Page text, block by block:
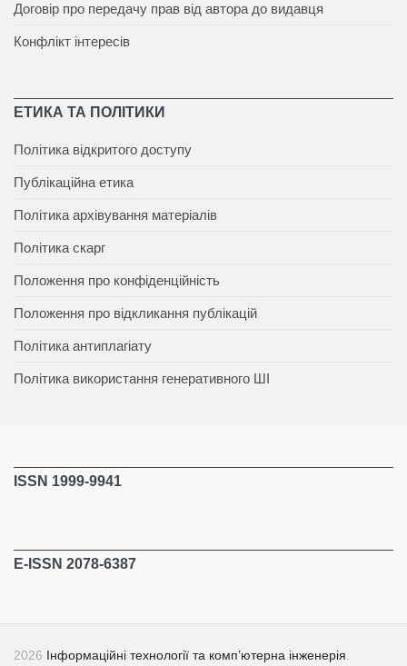
Договір про передачу прав від автора до видавця
Конфлікт інтересів
ЕТИКА ТА ПОЛІТИКИ
Політика відкритого доступу
Публікаційна етика
Політика архівування матеріалів
Політика скарг
Положення про конфіденційність
Положення про відкликання публікацій
Політика антиплагіату
Політика використання генеративного ШІ
ISSN 1999-9941
E-ISSN 2078-6387
2026 Інформаційні технології та комп’ютерна інженерія